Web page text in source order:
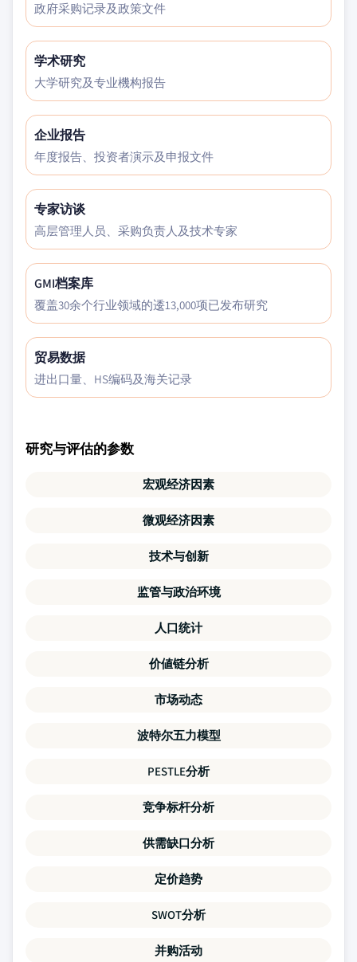
政府采购记录及政策文件
学术研究
大学研究及专业機构报告
企业报告
年度报告、投资者演示及申报文件
专家访谈
高层管理人员、采购负责人及技术专家
GMI档案库
覆盖30余个行业领域的逶13,000项已发布研究
贸易数据
进出口量、HS编码及海关记录
研究与评估的参数
宏观经济因素
微观经济因素
技术与创新
监管与政治环境
人口统计
价値链分析
市场动态
波特尔五力模型
PESTLE分析
竞争标杆分析
供需缺口分析
定价趋势
SWOT分析
并购活动